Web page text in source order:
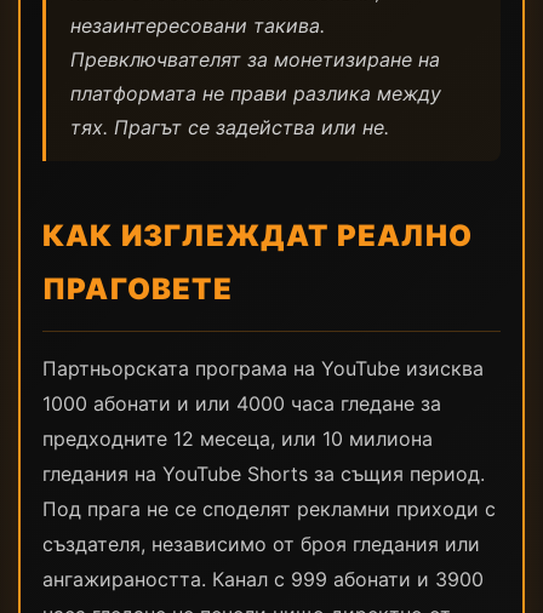
незаинтересовани такива.
Превключвателят за монетизиране на
платформата не прави разлика между
тях. Прагът се задейства или не.
КАК ИЗГЛЕЖДАТ РЕАЛНО
ПРАГОВЕТЕ
Партньорската програма на YouTube изисква
1000 абонати и или 4000 часа гледане за
предходните 12 месеца, или 10 милиона
гледания на YouTube Shorts за същия период.
Под прага не се споделят рекламни приходи с
създателя, независимо от броя гледания или
ангажираността. Канал с 999 абонати и 3900